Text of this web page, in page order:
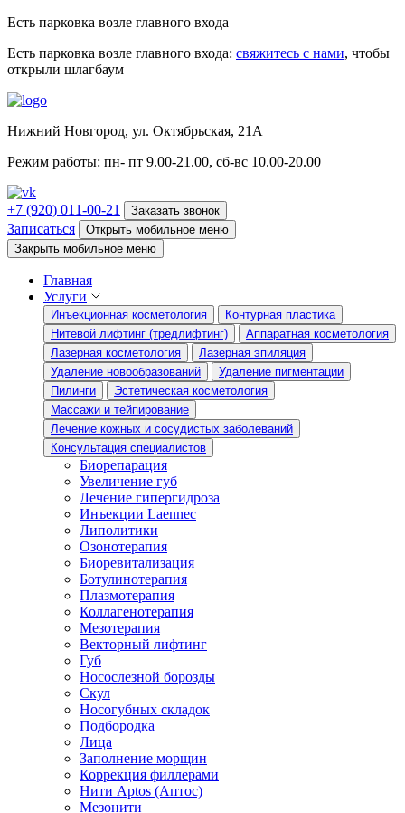
Есть парковка возле главного входа
Есть парковка возле главного входа: свяжитесь с нами, чтобы
открыли шлагбаум
Нижний Новгород, ул. Октябрьская, 21А
Режим работы: пн- пт 9.00-21.00, сб-вс 10.00-20.00
+7 (920) 011-00-21 Заказать звонок
Записаться
Открыть мобильное меню
Закрыть мобильное меню
Главная
Услуги
Инъекционная косметология
Контурная пластика
Нитевой лифтинг (тредлифтинг)
Аппаратная косметология
Лазерная косметология
Лазерная эпиляция
Удаление новообразований
Удаление пигментации
Пилинги
Эстетическая косметология
Массажи и тейпирование
Лечение кожных и сосудистых заболеваний
Консультация специалистов
Биорепарация
Увеличение губ
Лечение гипергидроза
Инъекции Laennec
Липолитики
Озонотерапия
Биоревитализация
Ботулинотерапия
Плазмотерапия
Коллагенотерапия
Мезотерапия
Векторный лифтинг
Губ
Носослезной борозды
Скул
Носогубных складок
Подбородка
Лица
Заполнение морщин
Коррекция филлерами
Нити Aptos (Аптос)
Мезонити